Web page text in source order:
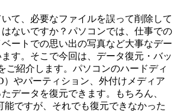
て、必要なファイルを誤って削除して
ないですか？パソコンでは、仕事での
ートでの思い出の写真など大事なデー
す。そこで今回は、データ復元・バッ
ご紹介します。パソコンのハードディ
）やパーティション、外付けメディア
データを復元できます。もちろん、
能ですが、それでも復元できなかった